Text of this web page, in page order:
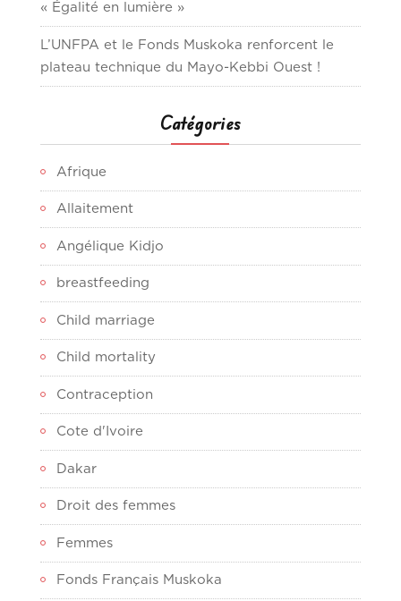
« Égalité en lumière »
L’UNFPA et le Fonds Muskoka renforcent le
plateau technique du Mayo-Kebbi Ouest !
Catégories
Afrique
Allaitement
Angélique Kidjo
breastfeeding
Child marriage
Child mortality
Contraception
Cote d'Ivoire
Dakar
Droit des femmes
Femmes
Fonds Français Muskoka